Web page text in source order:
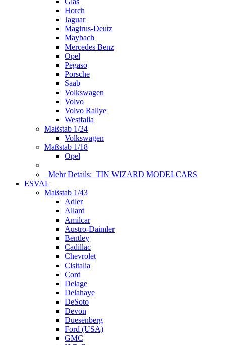
Horch
Jaguar
Magirus-Deutz
Maybach
Mercedes Benz
Opel
Pegaso
Porsche
Saab
Volkswagen
Volvo
Volvo Rallye
Westfalia
Maßstab 1/24
Volkswagen
Maßstab 1/18
Opel
Mehr Details: TIN WIZARD MODELCARS
ESVAL
Maßstab 1/43
Adler
Allard
Amilcar
Austro-Daimler
Bentley
Cadillac
Chevrolet
Cisitalia
Cord
Delage
Delahaye
DeSoto
Devon
Duesenberg
Ford (USA)
GMC